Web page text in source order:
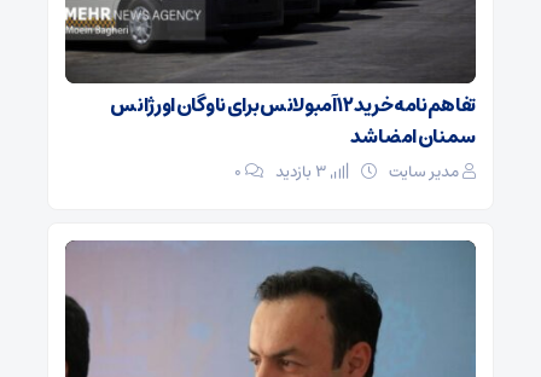
تفاهم‌نامه خرید ۱۲ آمبولانس برای ناوگان اورژانس
سمنان امضا شد
مدیر سایت ۰